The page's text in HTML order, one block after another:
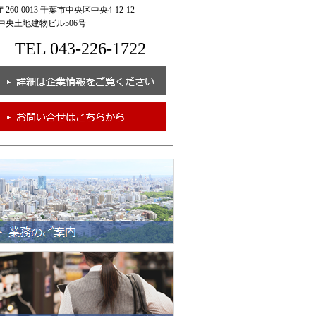
0013 千葉市中央区中央4-12-12
土地建物ビル506号
TEL 043-226-1722